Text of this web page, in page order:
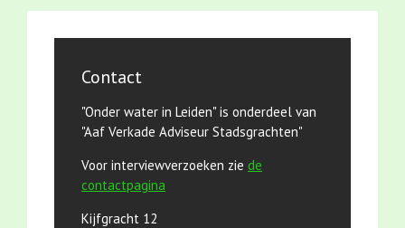
Contact
"Onder water in Leiden" is onderdeel van
"Aaf Verkade Adviseur Stadsgrachten"
Voor interviewverzoeken zie de
contactpagina
Kijfgracht 12